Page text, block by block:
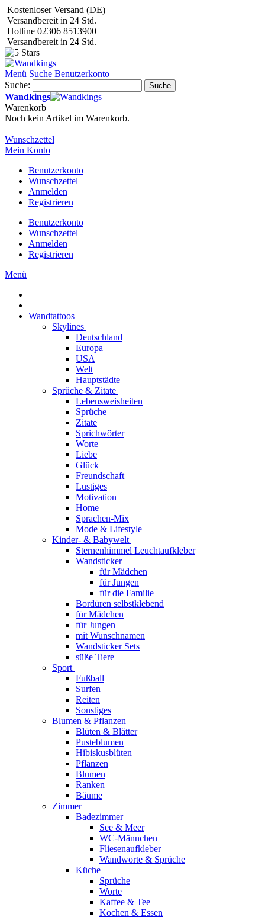
Kostenloser Versand (DE)
Versandbereit in 24 Std.
Hotline 02306 8513900
Versandbereit in 24 Std.
Menü Suche Benutzerkonto
Suche:
Suche
Wandkings
Warenkorb
Noch kein Artikel im Warenkorb.
Wunschzettel
Mein Konto
Benutzerkonto
Wunschzettel
Anmelden
Registrieren
Benutzerkonto
Wunschzettel
Anmelden
Registrieren
Menü
Wandtattoos
Skylines
Deutschland
Europa
USA
Welt
Hauptstädte
Sprüche & Zitate
Lebensweisheiten
Sprüche
Zitate
Sprichwörter
Worte
Liebe
Glück
Freundschaft
Lustiges
Motivation
Home
Sprachen-Mix
Mode & Lifestyle
Kinder- & Babywelt
Sternenhimmel Leuchtaufkleber
Wandsticker
für Mädchen
für Jungen
für die Familie
Bordüren selbstklebend
für Mädchen
für Jungen
mit Wunschnamen
Wandsticker Sets
süße Tiere
Sport
Fußball
Surfen
Reiten
Sonstiges
Blumen & Pflanzen
Blüten & Blätter
Pusteblumen
Hibiskusblüten
Pflanzen
Blumen
Ranken
Bäume
Zimmer
Badezimmer
See & Meer
WC-Männchen
Fliesenaufkleber
Wandworte & Sprüche
Küche
Sprüche
Worte
Kaffee & Tee
Kochen & Essen